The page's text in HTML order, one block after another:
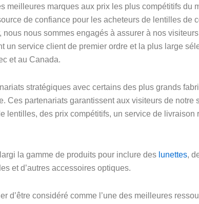
meilleures marques aux prix les plus compétitifs du
de confiance pour les acheteurs de lentilles de
nous sommes engagés à assurer à nos
un service client de premier ordre et la plus large
et au Canada.
stratégiques avec certains des plus grands
Ces partenariats garantissent aux visiteurs de notre
lentilles, des prix compétitifs, un service de livraison
la gamme de produits pour inclure des lunettes,
et d’autres accessoires optiques.
d’être considéré comme l’une des meilleures